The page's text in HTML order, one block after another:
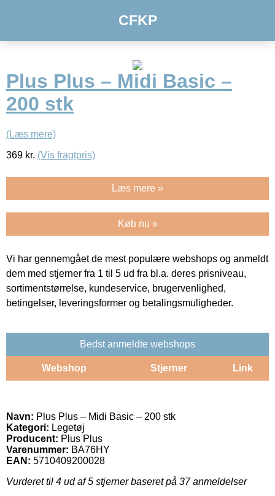
CFKP
Plus Plus – Midi Basic –
200 stk
(Læs mere)
369 kr. (Vis fragtpris)
Læs mere »
Køb nu »
Vi har gennemgået de mest populære webshops og anmeldt
dem med stjerner fra 1 til 5 ud fra bl.a. deres prisniveau,
sortimentstørrelse, kundeservice, brugervenlighed,
betingelser, leveringsformer og betalingsmuligheder.
Bedst anmeldte webshops
Webshop Stjerner Link
Navn: Plus Plus – Midi Basic – 200 stk
Kategori: Legetøj
Producent: Plus Plus
Varenummer: BA76HY
EAN: 5710409200028
Vurderet til 4 ud af 5 stjerner baseret på 37anmeldelser